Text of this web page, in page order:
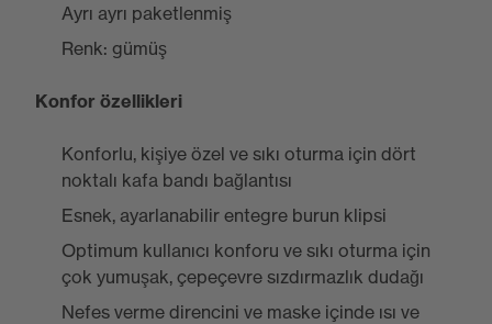
Ayrı ayrı paketlenmiş
Renk: gümüş
Konfor özellikleri
Konforlu, kişiye özel ve sıkı oturma için dört
noktalı kafa bandı bağlantısı
Esnek, ayarlanabilir entegre burun klipsi
Optimum kullanıcı konforu ve sıkı oturma için
çok yumuşak, çepeçevre sızdırmazlık dudağı
Nefes verme direncini ve maske içinde ısı ve